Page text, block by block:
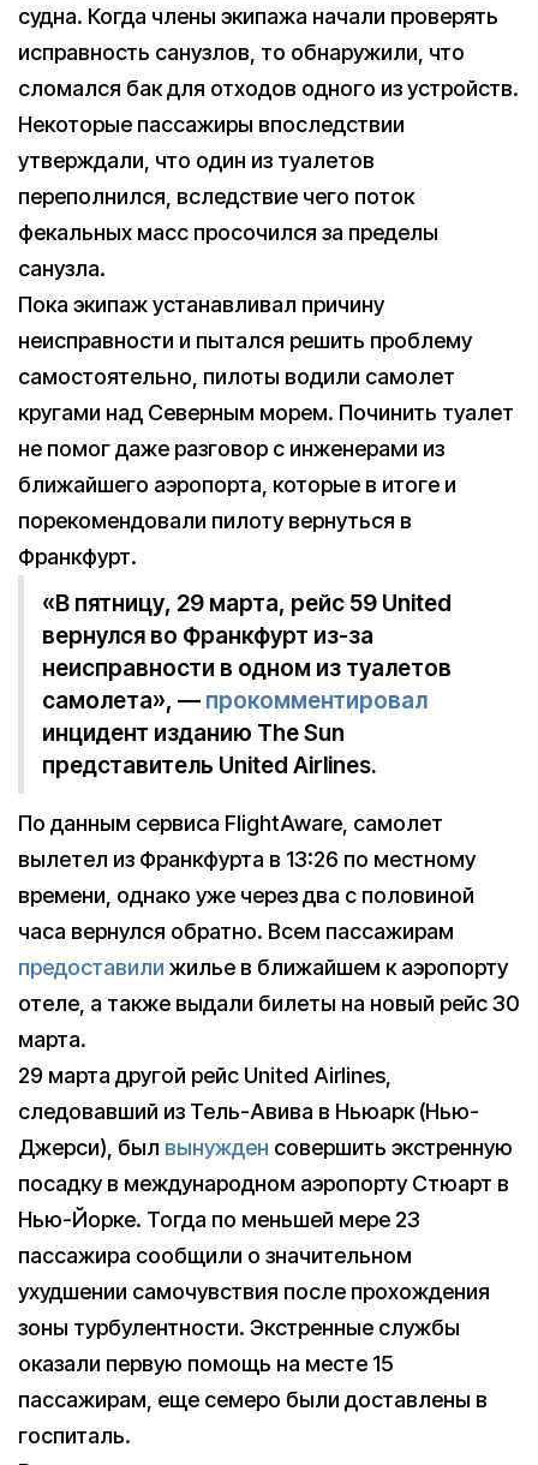
судна. Когда члены экипажа начали проверять
исправность санузлов, то обнаружили, что
сломался бак для отходов одного из устройств.
Некоторые пассажиры впоследствии
утверждали, что один из туалетов
переполнился, вследствие чего поток
фекальных масс просочился за пределы
санузла.
Пока экипаж устанавливал причину
неисправности и пытался решить проблему
самостоятельно, пилоты водили самолет
кругами над Северным морем. Починить туалет
не помог даже разговор с инженерами из
ближайшего аэропорта, которые в итоге и
порекомендовали пилоту вернуться в
Франкфурт.
«В пятницу, 29 марта, рейс 59 United
вернулся во Франкфурт из-за
неисправности в одном из туалетов
самолета», — прокомментировал
инцидент изданию The Sun
представитель United Airlines.
По данным сервиса FlightAware, самолет
вылетел из Франкфурта в 13:26 по местному
времени, однако уже через два с половиной
часа вернулся обратно. Всем пассажирам
предоставили жилье в ближайшем к аэропорту
отеле, а также выдали билеты на новый рейс 30
марта.
29 марта другой рейс United Airlines,
следовавший из Тель-Авива в Ньюарк (Нью-
Джерси), был вынужден совершить экстренную
посадку в международном аэропорту Стюарт в
Нью-Йорке. Тогда по меньшей мере 23
пассажира сообщили о значительном
ухудшении самочувствия после прохождения
зоны турбулентности. Экстренные службы
оказали первую помощь на месте 15
пассажирам, еще семеро были доставлены в
госпиталь.